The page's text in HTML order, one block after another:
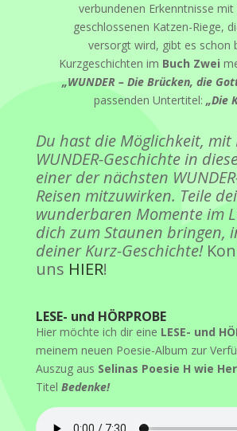
verbundenen Erkenntnisse
geschlossenen Katzen-Riege,
versorgt wird, gibt es schon
Kurzgeschichten im Buch Zwei
„WUNDER – Die Brücken, die
passenden Untertitel:„Die
Du hast die Möglichkeit, mit
WUNDER-Geschichte in
einer der nächsten
Reisen mitzuwirken. Teile
wunderbaren Momente im
dich zum Staunen bringen,
deiner Kurz-Geschichte!
uns HIER!
LESE- und HÖRPROBE
Hier möchte ich dir eine LESE- und
meinem neuen Poesie-Album zur
Auszug aus Selinas Poesie H wie
Titel Bedenke!